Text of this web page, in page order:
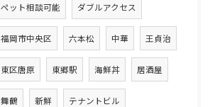
ペット相談可能 ダブルアクセス
福岡市中央区 六本松 中華 王貞治
東区唐原 東郷駅 海鮮丼 居酒屋
舞鶴 新鮮 テナントビル